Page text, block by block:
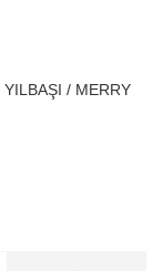
YILBAŞI / MERRY